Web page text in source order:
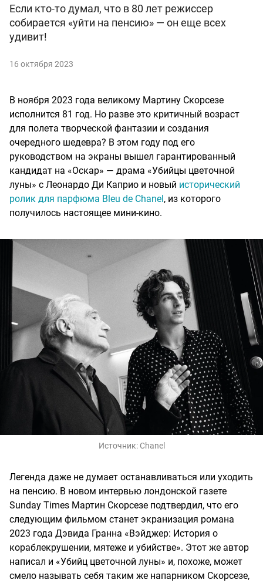
Если кто-то думал, что в 80 лет режиссер
собирается «уйти на пенсию» — он еще всех
удивит!
16 октября 2023
В ноября 2023 года великому Мартину Скорсезе
исполнится 81 год. Но разве это критичный возраст
для полета творческой фантазии и создания
очередного шедевра? В этом году под его
руководством на экраны вышел гарантированный
кандидат на «Оскар» — драма «Убийцы цветочной
луны» с Леонардо Ди Каприо и новый исторический
ролик для парфюма Bleu de Chanel, из которого
получилось настоящее мини-кино.
Источник: Chanel
Легенда даже не думает останавливаться или уходить
на пенсию. В новом интервью лондонской газете
Sunday Times Мартин Скорсезе подтвердил, что его
следующим фильмом станет экранизация романа
2023 года Дэвида Гранна «Вэйджер: История о
кораблекрушении, мятеже и убийстве». Этот же автор
написал и «Убийц цветочной луны» и, похоже, может
смело называть себя таким же напарником Скорсезе,